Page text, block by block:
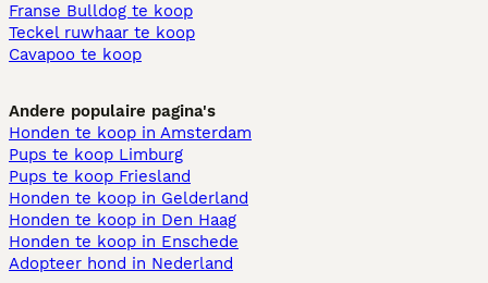
Franse Bulldog te koop
Teckel ruwhaar te koop
Cavapoo te koop
Andere populaire pagina's
Honden te koop in Amsterdam
Pups te koop Limburg​
Pups te koop Friesland​
Honden te koop in Gelderland
Honden te koop in Den Haag
Honden te koop in Enschede
Adopteer hond in Nederland